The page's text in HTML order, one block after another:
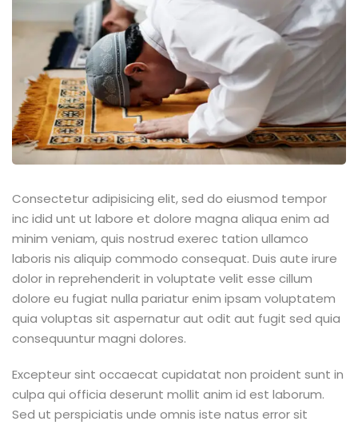
Consectetur adipisicing elit, sed do eiusmod tempor
inc idid unt ut labore et dolore magna aliqua enim ad
minim veniam, quis nostrud exerec tation ullamco
laboris nis aliquip commodo consequat. Duis aute irure
dolor in reprehenderit in voluptate velit esse cillum
dolore eu fugiat nulla pariatur enim ipsam voluptatem
quia voluptas sit aspernatur aut odit aut fugit sed quia
consequuntur magni dolores.
Excepteur sint occaecat cupidatat non proident sunt in
culpa qui officia deserunt mollit anim id est laborum.
Sed ut perspiciatis unde omnis iste natus error sit